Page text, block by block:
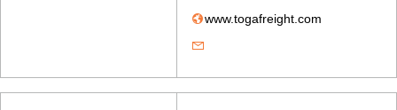
www.togafreight.com